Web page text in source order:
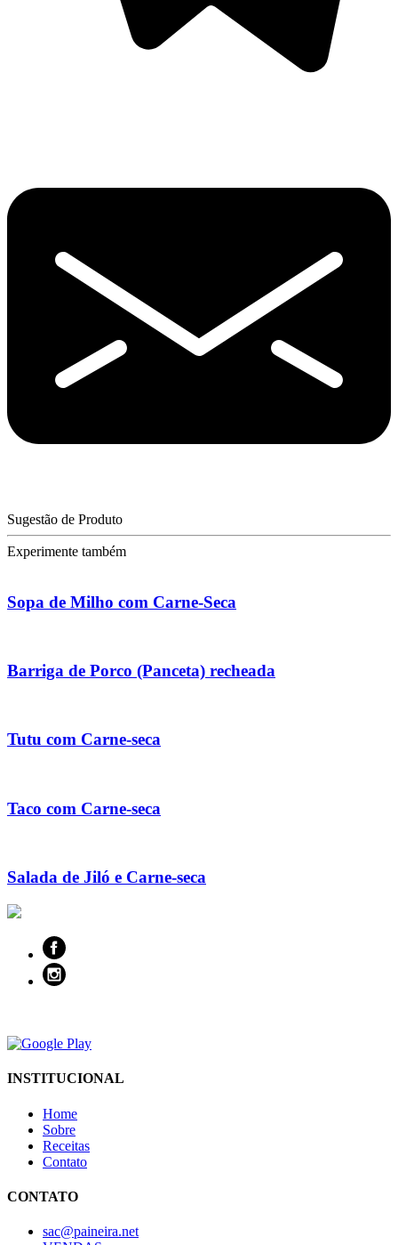
Sugestão de Produto
Experimente também
Sopa de Milho com Carne-Seca
Barriga de Porco (Panceta) recheada
Tutu com Carne-seca
Taco com Carne-seca
Salada de Jiló e Carne-seca
INSTITUCIONAL
Home
Sobre
Receitas
Contato
CONTATO
sac@paineira.net